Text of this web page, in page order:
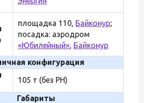
площадка 110, Байконур;
посадка: аэродром
«Юбилейный», Байконур
конфигурация
105 т (без РН)
Габариты